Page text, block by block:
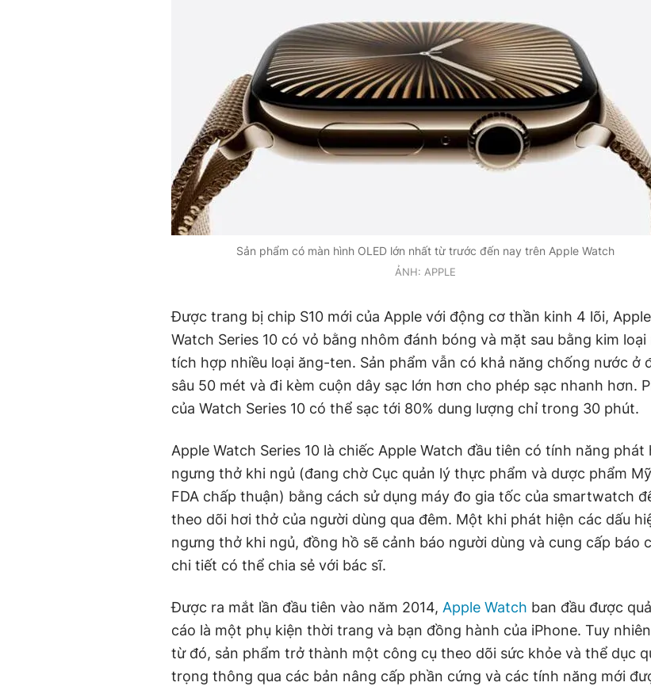
Sản phẩm có màn hình OLED lớn nhất từ trước đến nay trên Apple Watch
ẢNH: APPLE
Được trang bị chip S10 mới của Apple với động cơ thần kinh 4 lõi, Apple
Watch Series 10 có vỏ bằng nhôm đánh bóng và mặt sau bằng kim loại
tích hợp nhiều loại ăng-ten. Sản phẩm vẫn có khả năng chống nước ở
sâu 50 mét và đi kèm cuộn dây sạc lớn hơn cho phép sạc nhanh hơn.
của Watch Series 10 có thể sạc tới 80% dung lượng chỉ trong 30 phút.
Apple Watch Series 10 là chiếc Apple Watch đầu tiên có tính năng phát
ngưng thở khi ngủ (đang chờ Cục quản lý thực phẩm và dược phẩm
FDA chấp thuận) bằng cách sử dụng máy đo gia tốc của smartwatch
theo dõi hơi thở của người dùng qua đêm. Một khi phát hiện các dấu
ngưng thở khi ngủ, đồng hồ sẽ cảnh báo người dùng và cung cấp báo
chi tiết có thể chia sẻ với bác sĩ.
Được ra mắt lần đầu tiên vào năm 2014, Apple Watch ban đầu được
cáo là một phụ kiện thời trang và bạn đồng hành của iPhone. Tuy
từ đó, sản phẩm trở thành một công cụ theo dõi sức khỏe và thể dục
trọng thông qua các bản nâng cấp phần cứng và các tính năng mới